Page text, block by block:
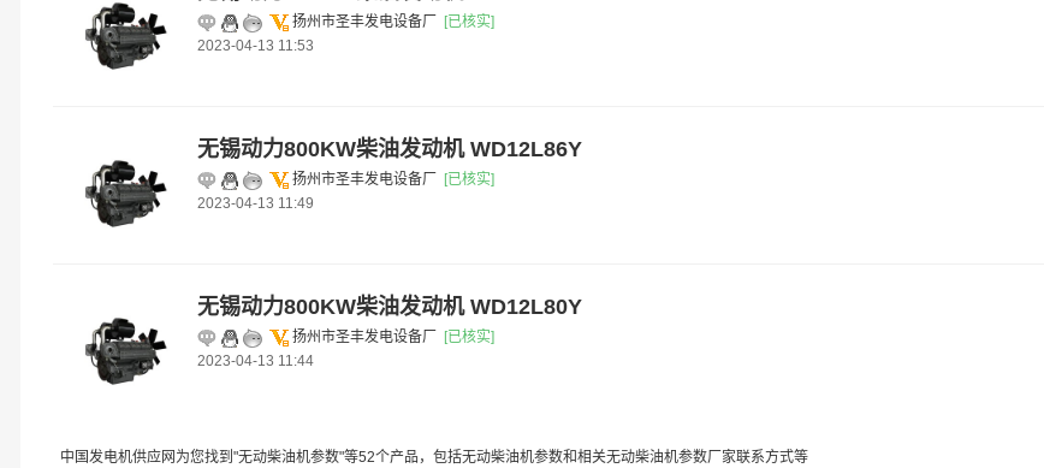
扬州市圣丰发电设备厂
[已核实]
2023-04-13 11:53
无锡动力800KW柴油发动机 WD12L86Y
扬州市圣丰发电设备厂
[已核实]
2023-04-13 11:49
无锡动力800KW柴油发动机 WD12L80Y
扬州市圣丰发电设备厂
[已核实]
2023-04-13 11:44
中国发电机供应网为您找到"无动柴油机参数"等52个产品，包括无动柴油机参数和相关无动柴油机参数厂家联系方式等